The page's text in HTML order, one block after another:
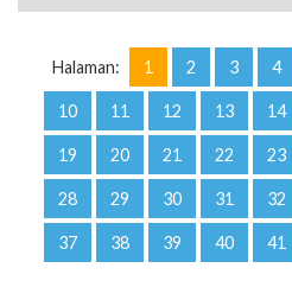
Halaman: 1 2 3 4
10 11 12 13 14
19 20 21 22 23
28 29 30 31 32
37 38 39 40 41